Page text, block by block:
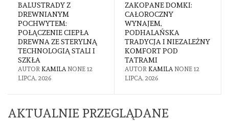
BALUSTRADY Z
DREWNIANYM
POCHWYTEM:
POŁĄCZENIE CIEPŁA
DREWNA ZE STERYLNĄ
TECHNOLOGIĄ STALI I
SZKŁA
AUTOR KAMILA NONE 12
LIPCA, 2026
ZAKOPANE DOMKI:
CAŁOROCZNY
WYNAJEM,
PODHALAŃSKA
TRADYCJA I NIEZALEŻNY
KOMFORT POD
TATRAMI
AUTOR KAMILA NONE 12
LIPCA, 2026
AKTUALNIE PRZEGLĄDANE